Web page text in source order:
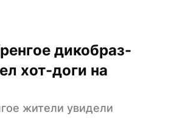
дикобраз-
хот-доги на
жители увидели